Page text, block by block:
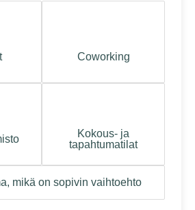
Coworking
Kokous- ja
tapahtumatilat
mikä on sopivin vaihtoehto